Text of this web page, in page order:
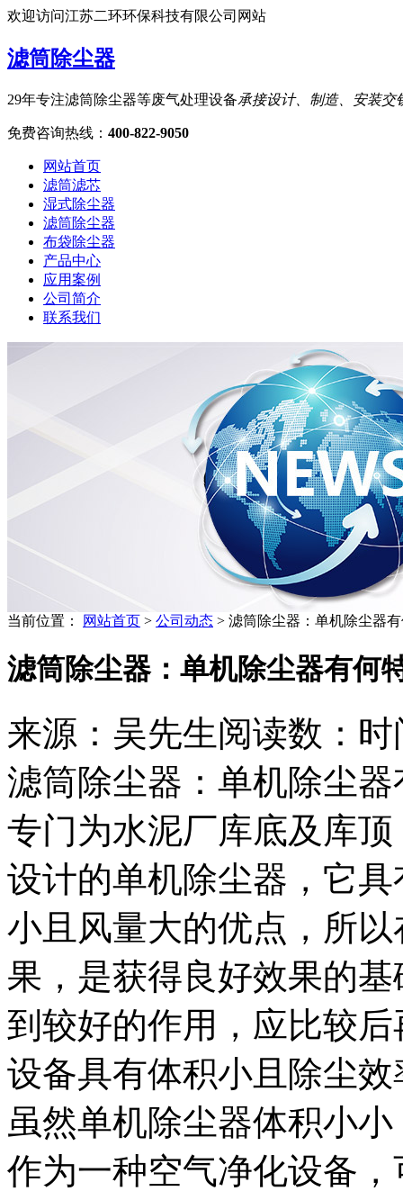
欢迎访问江苏二环环保科技有限公司网站
滤筒除尘器
29年专注滤筒除尘器等废气处理设备承接设计、制造、安装交
免费咨询热线 ： 400-822-9050
网站首页
滤筒滤芯
湿式除尘器
滤筒除尘器
布袋除尘器
产品中心
应用案例
公司简介
联系我们
当前位置： 网站首页 > 公司动态 > 滤筒除尘器：单机除尘器
滤筒除尘器：单机除尘器有何
来源：吴先生阅读数： 时
滤筒除尘器：单机除尘
专门为水泥厂库底及库
设计的单机除尘器，它
小且风量大的优点，所
果，是获得良好效果的
到较好的作用，应比较
设备具有体积小且除尘
虽然单机除尘器体积小
作为一种空气净化设备